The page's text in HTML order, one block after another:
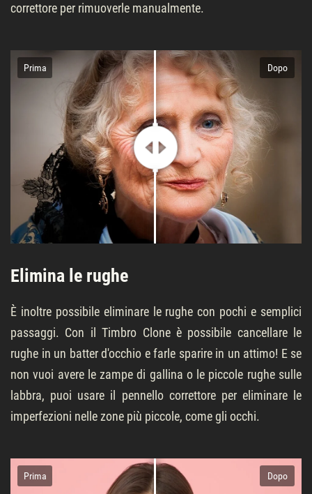
correttore per rimuoverle manualmente.
Elimina le rughe
È inoltre possibile eliminare le rughe con pochi e semplici
passaggi. Con il Timbro Clone è possibile cancellare le
rughe in un batter d'occhio e farle sparire in un attimo! E se
non vuoi avere le zampe di gallina o le piccole rughe sulle
labbra, puoi usare il pennello correttore per eliminare le
imperfezioni nelle zone più piccole, come gli occhi.
Prima Dopo
Prima Dopo